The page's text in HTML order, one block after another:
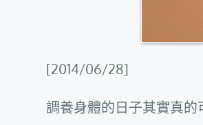
[2014/06/28]
調養身體的日子其實真的